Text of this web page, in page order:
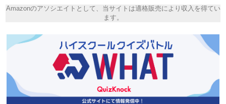
Amazonのアソシエイトとして、当サイトは適格販売により収入を得てい
ます。